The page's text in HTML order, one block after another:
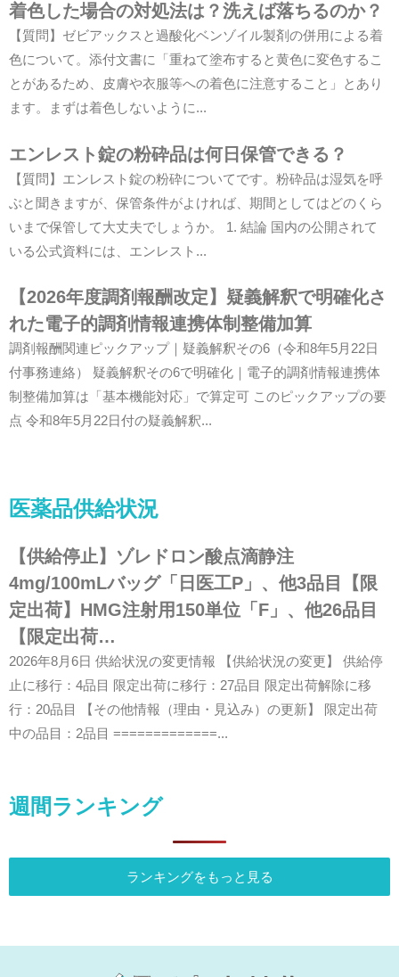
着色した場合の対処法は？洗えば落ちるのか？
【質問】ゼビアックスと過酸化ベンゾイル製剤の併用による着
色について。添付文書に「重ねて塗布すると黄色に変色するこ
とがあるため、皮膚や衣服等への着色に注意すること」とあり
ます。まずは着色しないように...
エンレスト錠の粉砕品は何日保管できる？
【質問】エンレスト錠の粉砕についてです。粉砕品は湿気を呼
ぶと聞きますが、保管条件がよければ、期間としてはどのくら
いまで保管して大丈夫でしょうか。 1. 結論 国内の公開されて
いる公式資料には、エンレスト...
【2026年度調剤報酬改定】疑義解釈で明確化さ
れた電子的調剤情報連携体制整備加算
調剤報酬関連ピックアップ｜疑義解釈その6（令和8年5月22日
付事務連絡） 疑義解釈その6で明確化｜電子的調剤情報連携体
制整備加算は「基本機能対応」で算定可 このピックアップの要
点 令和8年5月22日付の疑義解釈...
医薬品供給状況
【供給停止】ゾレドロン酸点滴静注
4mg/100mLバッグ「日医工P」、他3品目【限
定出荷】HMG注射用150単位「F」、他26品目
【限定出荷…
2026年8月6日 供給状況の変更情報 【供給状況の変更】 供給停
止に移行：4品目 限定出荷に移行：27品目 限定出荷解除に移
行：20品目 【その他情報（理由・見込み）の更新】 限定出荷
中の品目：2品目 =============...
週間ランキング
ランキングをもっと見る